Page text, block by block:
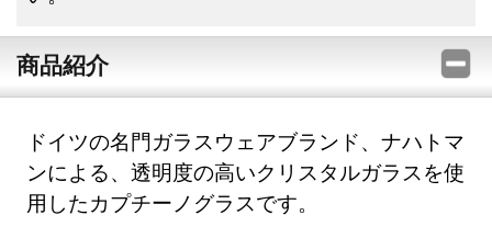
商品紹介
ドイツの名門ガラスウェアブランド、ナハトマ
ンによる、透明度の高いクリスタルガラスを使
用したカプチーノグラスです。